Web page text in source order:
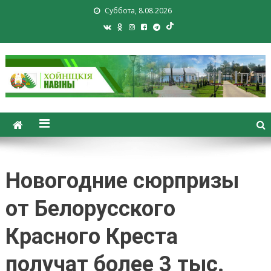
Суббота, 8.08.2026
Хойники. Хойнiцкiя навiны.
Новости Хойник. Районная
Новогодние сюрпризы
от Белорусского
Красного Креста
получат более 3 тыс.